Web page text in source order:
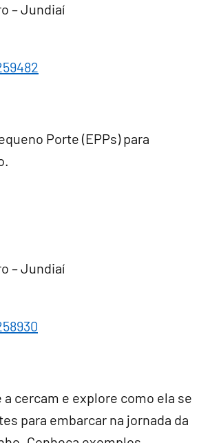
– Jundiaí
Porte (EPPs) para
– Jundiaí
cercam e explore como ela se
para embarcar na jornada da